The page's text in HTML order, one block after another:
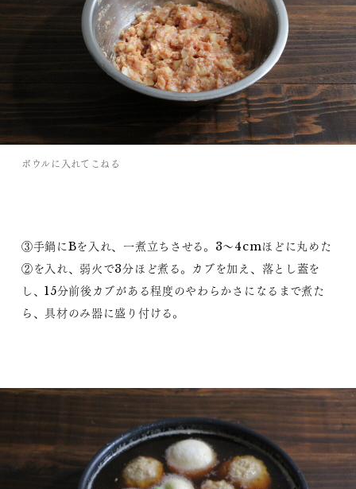
ボウルに入れてこねる
③手鍋にBを入れ、一煮立ちさせる。3〜4cmほどに丸めた
②を入れ、弱火で3分ほど煮る。カブを加え、落とし蓋を
し、15分前後カブがある程度のやわらかさになるまで煮た
ら、具材のみ器に盛り付ける。